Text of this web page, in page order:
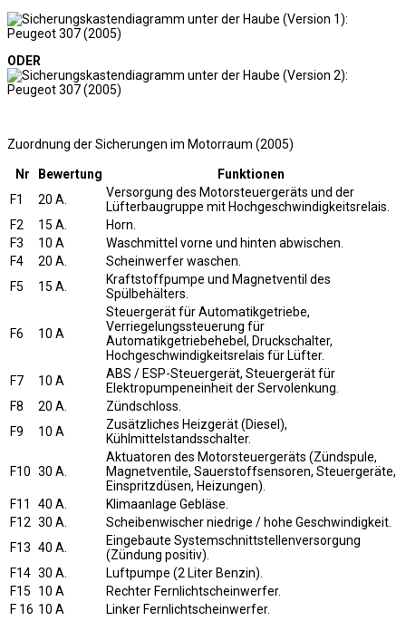
ODER
Zuordnung der Sicherungen im Motorraum (2005)
Nr Bewertung
Funktionen
F1
20 A.
Versorgung des Motorsteuergeräts und der
Lüfterbaugruppe mit Hochgeschwindigkeitsrelais.
F2
15 A.
Horn.
F3
10 A
Waschmittel vorne und hinten abwischen.
F4
20 A.
Scheinwerfer waschen.
F5
15 A.
Kraftstoffpumpe und Magnetventil des
Spülbehälters.
F6 10 A
Steuergerät für Automatikgetriebe,
Verriegelungssteuerung für
Automatikgetriebehebel, Druckschalter,
Hochgeschwindigkeitsrelais für Lüfter.
F7
10 A
ABS / ESP-Steuergerät, Steuergerät für
Elektropumpeneinheit der Servolenkung.
F8
20 A.
Zündschloss.
F9
10 A
Zusätzliches Heizgerät (Diesel),
Kühlmittelstandsschalter.
F10 30 A.
Aktuatoren des Motorsteuergeräts (Zündspule,
Magnetventile, Sauerstoffsensoren, Steuergeräte,
Einspritzdüsen, Heizungen).
F11
40 A.
Klimaanlage Gebläse.
F12 30 A.
Scheibenwischer niedrige / hohe Geschwindigkeit.
F13 40 A.
Eingebaute Systemschnittstellenversorgung
(Zündung positiv).
F14 30 A.
Luftpumpe (2 Liter Benzin).
F15
10 A
Rechter Fernlichtscheinwerfer.
F 16 10 A
Linker Fernlichtscheinwerfer.